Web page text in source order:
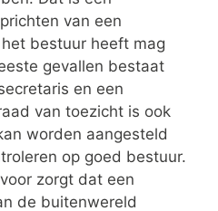
van een
bestuur heeft mag
gevallen bestaat
en een
van toezicht is ook
worden aangesteld
op goed bestuur.
zorgt dat een
de buitenwereld